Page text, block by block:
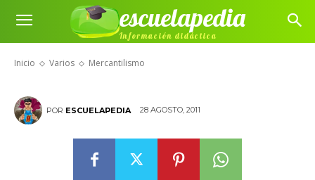
escuelapedia
Información didáctica
Inicio Varios Mercantilismo
Mercantilismo
POR ESCUELAPEDIA 28 AGOSTO, 2011